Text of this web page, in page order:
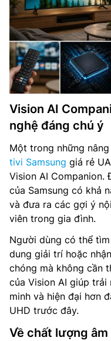
Vision AI
nghệ đáng chú ý
Một trong những
tivi Samsung giá rẻ
Vision AI
của Samsung có khả
và đưa ra các gợi ý
viên trong gia đình.
Người dùng có thể
dung giải trí hoặc
chóng mà không cần
của Vision AI giúp
minh và hiện đại hơn
UHD trước đây.
Về chất lượng